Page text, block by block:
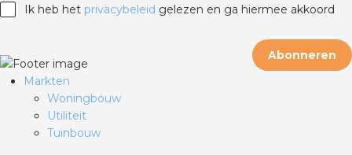
Ik heb het privacybeleid gelezen en ga hiermee akkoord
Abonneren
Markten
Woningbouw
Utiliteit
Tuinbouw